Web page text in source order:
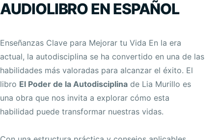
AUDIOLIBRO EN ESPAÑOL
Enseñanzas Clave para Mejorar tu Vida En la era
actual, la autodisciplina se ha convertido en una de las
habilidades más valoradas para alcanzar el éxito. El
libro El Poder de la Autodisciplina de Lia Murillo es
una obra que nos invita a explorar cómo esta
habilidad puede transformar nuestras vidas.